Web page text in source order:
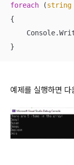
foreach (string
{
}
예제를 실행하면